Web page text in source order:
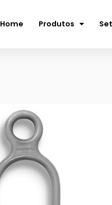
Home Produtos